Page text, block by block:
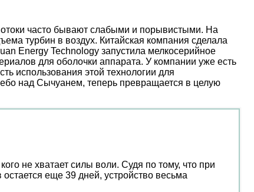
часто бывают слабыми и порывистыми. На
турбин в воздух. Китайская компания сделала
Energy Technology запустила мелкосерийное
для оболочки аппарата. У компании уже есть
использования этой технологии для
над Сычуанем, теперь превращается в целую
не хватает силы воли. Судя по тому, что при
еще 39 дней, устройство весьма